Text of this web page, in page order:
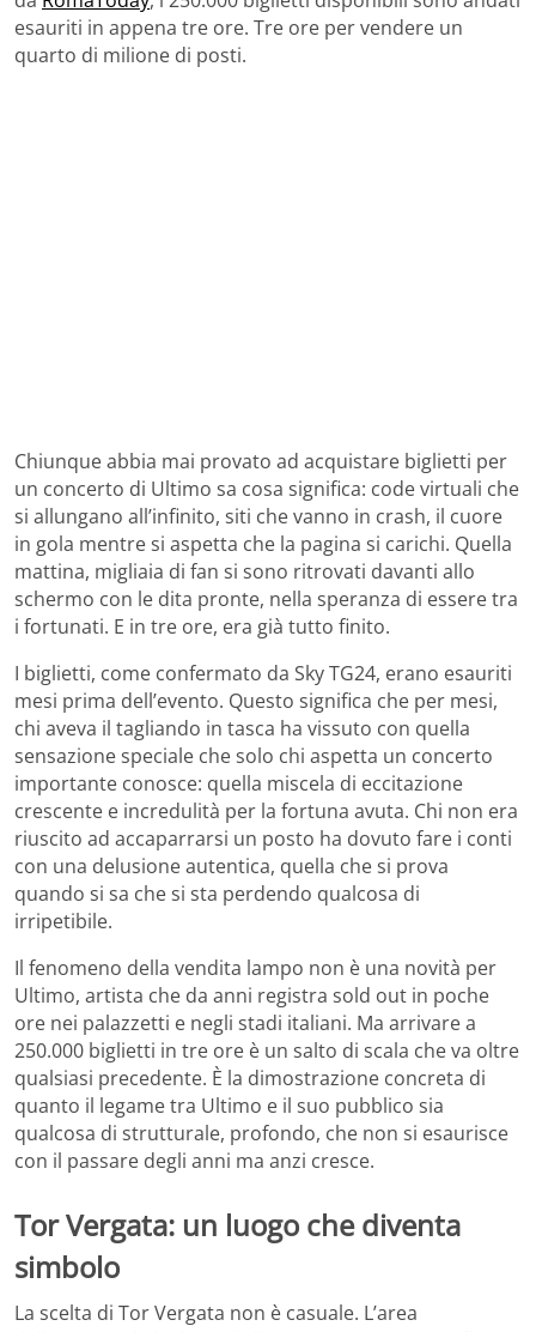
esauriti in appena tre ore. Tre ore per vendere un
quarto di milione di posti.
Chiunque abbia mai provato ad acquistare biglietti per
un concerto di Ultimo sa cosa significa: code virtuali che
si allungano all’infinito, siti che vanno in crash, il cuore
in gola mentre si aspetta che la pagina si carichi. Quella
mattina, migliaia di fan si sono ritrovati davanti allo
schermo con le dita pronte, nella speranza di essere tra
i fortunati. E in tre ore, era già tutto finito.
I biglietti, come confermato da Sky TG24, erano esauriti
mesi prima dell’evento. Questo significa che per mesi,
chi aveva il tagliando in tasca ha vissuto con quella
sensazione speciale che solo chi aspetta un concerto
importante conosce: quella miscela di eccitazione
crescente e incredulità per la fortuna avuta. Chi non era
riuscito ad accaparrarsi un posto ha dovuto fare i conti
con una delusione autentica, quella che si prova
quando si sa che si sta perdendo qualcosa di
irripetibile.
Il fenomeno della vendita lampo non è una novità per
Ultimo, artista che da anni registra sold out in poche
ore nei palazzetti e negli stadi italiani. Ma arrivare a
250.000 biglietti in tre ore è un salto di scala che va oltre
qualsiasi precedente. È la dimostrazione concreta di
quanto il legame tra Ultimo e il suo pubblico sia
qualcosa di strutturale, profondo, che non si esaurisce
con il passare degli anni ma anzi cresce.
Tor Vergata: un luogo che diventa
simbolo
La scelta di Tor Vergata non è casuale. L’area